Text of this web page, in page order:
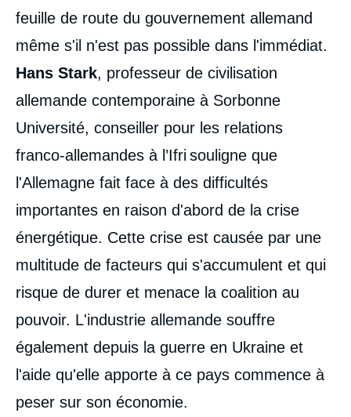
feuille de route du gouvernement allemand
même s'il n'est pas possible dans l'immédiat.
Hans Stark, professeur de civilisation
allemande contemporaine à Sorbonne
Université, conseiller pour les relations
franco-allemandes à l’Ifrisouligne que
l'Allemagne fait face à des difficultés
importantes en raison d'abord de la crise
énergétique. Cette crise est causée par une
multitude de facteurs qui s'accumulent et qui
risque de durer et menace la coalition au
pouvoir. L'industrie allemande souffre
également depuis la guerre en Ukraine et
l'aide qu'elle apporte à ce pays commence à
peser sur son économie.